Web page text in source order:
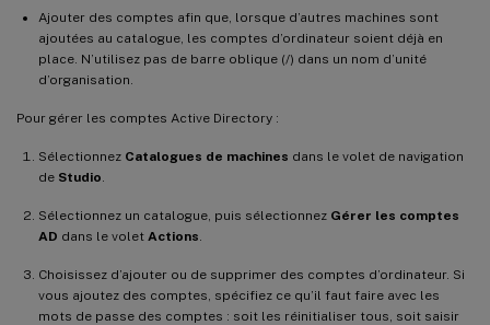
Ajouter des comptes afin que, lorsque d’autres machines sont
ajoutées au catalogue, les comptes d’ordinateur soient déjà en
place. N’utilisez pas de barre oblique (/) dans un nom d’unité
d’organisation.
Pour gérer les comptes Active Directory :
Sélectionnez Catalogues de machines dans le volet de navigation
de Studio
Sélectionnez un catalogue, puis sélectionnez Gérer les comptes
AD dans le volet Actions
Choisissez d’ajouter ou de supprimer des comptes d’ordinateur. Si
vous ajoutez des comptes, spécifiez ce qu’il faut faire avec les
mots de passe des comptes : soit les réinitialiser tous, soit saisir